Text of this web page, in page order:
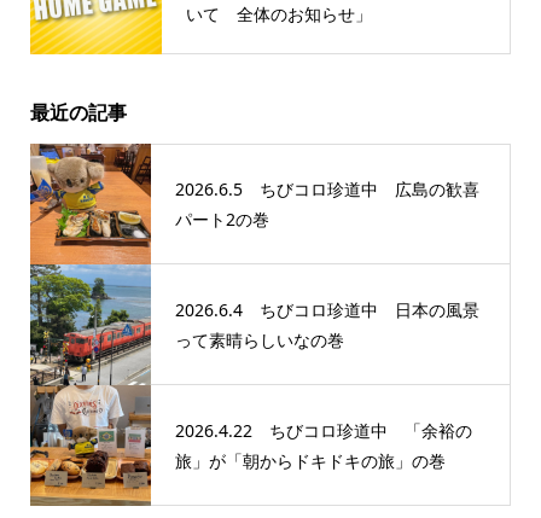
いて 全体のお知らせ」
最近の記事
2026.6.5 ちびコロ珍道中 広島の歓喜
パート2の巻
2026.6.4 ちびコロ珍道中 日本の風景
って素晴らしいなの巻
2026.4.22 ちびコロ珍道中 「余裕の
旅」が「朝からドキドキの旅」の巻